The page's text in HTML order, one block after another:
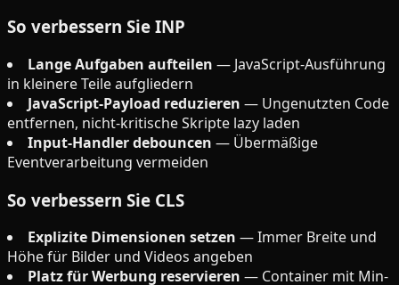
So verbessern Sie INP
Lange Aufgaben aufteilen — JavaScript-Ausführung
in kleinere Teile aufgliedern
JavaScript-Payload reduzieren — Ungenutzten Code
entfernen, nicht-kritische Skripte lazy laden
Input-Handler debouncen — Übermäßige
Eventverarbeitung vermeiden
So verbessern Sie CLS
Explizite Dimensionen setzen — Immer Breite und
Höhe für Bilder und Videos angeben
Platz für Werbung reservieren — Container mit Min-